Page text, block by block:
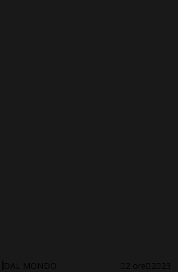
DAL MONDO 2 ore 2 23